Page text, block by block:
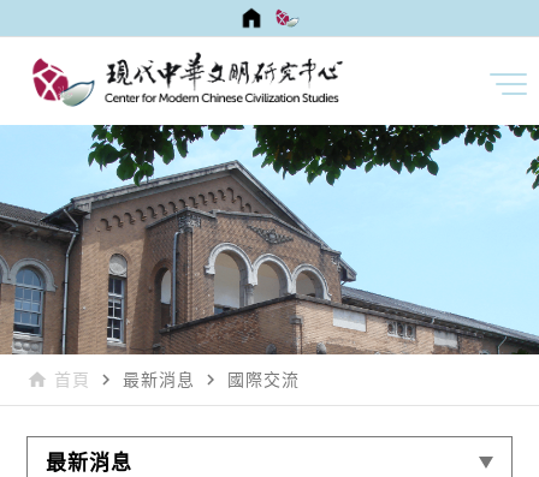
home 首頁 navigate_next 最新消息 navigate_next 國際交流
最新消息